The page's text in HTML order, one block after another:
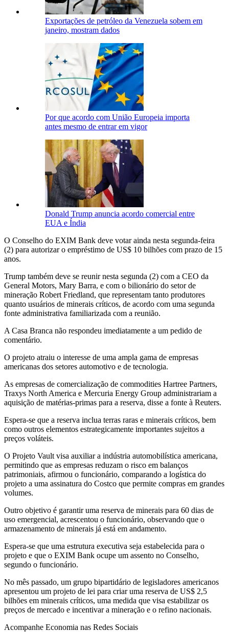
Exportações de petróleo da Venezuela sobem em
janeiro, mostram dados
Por que acordo com União Europeia importa
antes mesmo de entrar em vigor
Donald Trump anuncia acordo comercial entre
EUA e Índia
O Conselho do EXIM Bank deve votar ainda nesta segunda-feira
(2) para autorizar o empréstimo de US$ 10 bilhões com prazo de 15
anos.
Trump também deve se reunir nesta segunda (2) com a CEO da
General Motors, Mary Barra, e com o bilionário do setor de
mineração Robert Friedland, que representam tanto produtores
quanto usuários de minerais críticos, de acordo com uma segunda
fonte administrativa familiarizada com a reunião.
A Casa Branca não respondeu imediatamente a um pedido de
comentário.
O projeto atraiu o interesse de uma ampla gama de empresas
americanas dos setores automotivo e de tecnologia.
As empresas de comercialização de commodities Hartree Partners,
Traxys North America e Mercuria Energy Group administrariam a
aquisição de matérias-primas para a reserva, disse a fonte à Reuters.
Espera-se que a reserva inclua terras raras e minerais críticos, bem
como outros elementos estrategicamente importantes sujeitos a
preços voláteis.
O Projeto Vault visa auxiliar a indústria automobilística americana,
permitindo que as empresas reduzam o risco em balanços
patrimoniais, afirmou o funcionário, comparando a logística do
projeto a uma assinatura do Costco que permite compras em grandes
volumes.
Outro objetivo é garantir uma reserva de minerais para 60 dias de
uso emergencial, acrescentou o funcionário, observando que o
armazenamento de minerais já está em andamento.
Espera-se que uma estrutura executiva seja estabelecida para o
projeto e que o EXIM Bank ocupe um assento no Conselho,
segundo o funcionário.
No mês passado, um grupo bipartidário de legisladores americanos
apresentou um projeto de lei para criar uma reserva de US$ 2,5
bilhões em minerais críticos, uma medida que visa estabilizar os
preços de mercado e incentivar a mineração e o refino nacionais.
Acompanhe Economia nas Redes Sociais